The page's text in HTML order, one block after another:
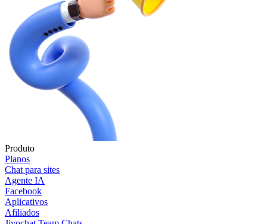
Produto
Planos
Chat para sites
Agente IA
Facebook
Aplicativos
Afiliados